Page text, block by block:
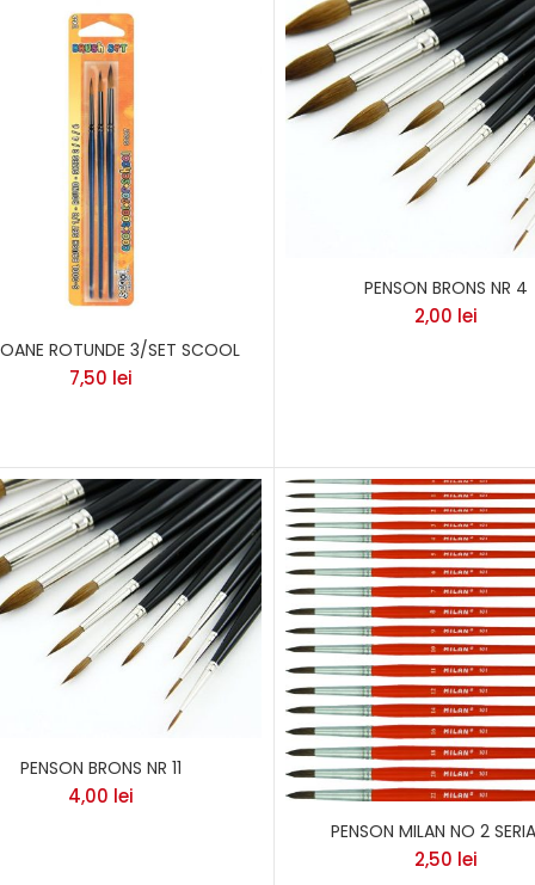
ROTUNDE 3/SET SCOOL
7,50 lei
PENSON BRONS NR 4
2,00 lei
PENSON BRONS NR 11
4,00 lei
PENSON MILAN NO 2
2,50 lei